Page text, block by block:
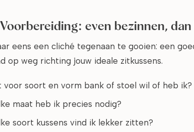
even bezinnen,
eens een cliché tegenaan te gooien: een
op weg richting jouw ideale zitkussens.
voor soort en vorm bank of stoel wil of heb ik?
maat heb ik precies nodig?
soort kussens vind ik lekker zitten?